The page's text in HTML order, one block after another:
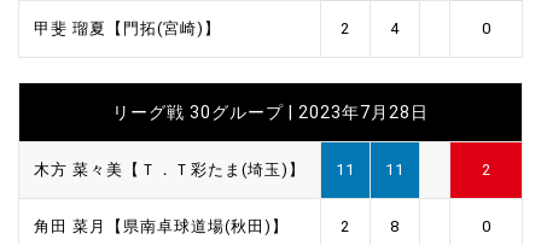
甲斐 瑠夏【門拓(宮崎)】 2 4 0
リーグ戦 30グループ | 2023年7月28日
木方 菜々美【Ｔ．Ｔ彩たま(埼玉)】 11 11 2
角田 菜月【県南卓球道場(秋田)】 2 8 0